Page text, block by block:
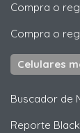
Compra o
Compra o
Celulares
Buscador de
Reporte